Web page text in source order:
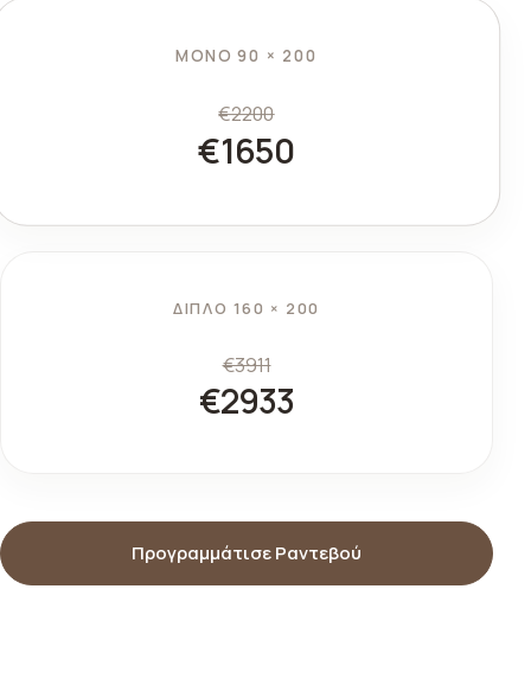
ΜΟΝΌ 90 × 200
€2200
€1650
ΔΙΠΛΌ 160 × 200
€3911
€2933
Προγραμμάτισε Ραντεβού